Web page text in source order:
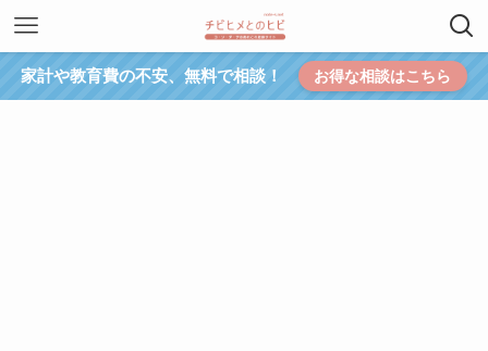
家計や教育費の不安、無料で相談！ お得な相談はこちら